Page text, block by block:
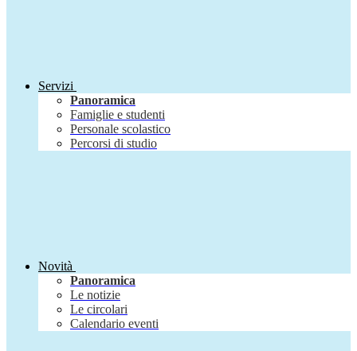
Servizi
Panoramica
Famiglie e studenti
Personale scolastico
Percorsi di studio
Novità
Panoramica
Le notizie
Le circolari
Calendario eventi